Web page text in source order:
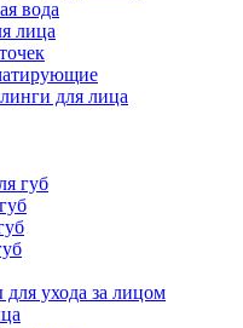
вода
лица
для лица
губ
для ухода за лицом